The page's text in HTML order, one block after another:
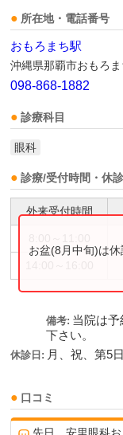
所在地・電話番号
おもろまち駅
沖縄県那覇市おもろ
098-868-1882
診療科目
眼科
診療/受付時間・休
外来受付時間
お盆(8月中旬)は
備考: 当院は
下さい。
休診日: 月、祝、第5
口コミ